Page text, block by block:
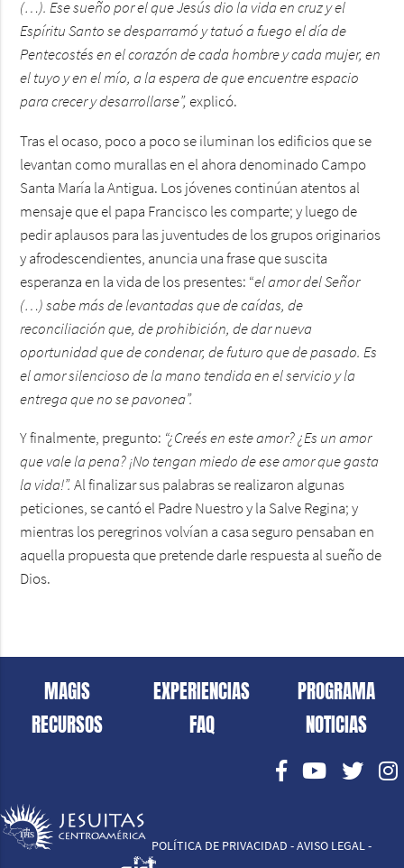
(…). Ese sueño por el que Jesús dio la vida en cruz y el
Espíritu Santo se desparramó y tatuó a fuego el día de
Pentecostés en el corazón de cada hombre y cada mujer, en
el tuyo y en el mío, a la espera de que encuentre espacio
para crecer y desarrollarse”, explicó.
Tras el ocaso, poco a poco se iluminan los edificios que se
levantan como murallas en el ahora denominado Campo
Santa María la Antigua. Los jóvenes continúan atentos al
mensaje que el papa Francisco les comparte; y luego de
pedir aplausos para las juventudes de los grupos originarios
y afrodescendientes, anuncia una frase que suscita
esperanza en la vida de los presentes: “el amor del Señor
(…) sabe más de levantadas que de caídas, de
reconciliación que, de prohibición, de dar nueva
oportunidad que de condenar, de futuro que de pasado. Es
el amor silencioso de la mano tendida en el servicio y la
entrega que no se pavonea”.
Y finalmente, pregunto: “¿Creés en este amor? ¿Es un amor
que vale la pena? ¡No tengan miedo de ese amor que gasta
la vida!”.Al finalizar sus palabras se realizaron algunas
peticiones, se cantó el Padre Nuestro y la Salve Regina; y
mientras los peregrinos volvían a casa seguro pensaban en
aquella propuesta que pretende darle respuesta al sueño de
Dios.
MAGIS EXPERIENCIAS
PROGRAMA
RECURSOS
FAQ NOTICIAS
POLÍTICA DE PRIVACIDAD - AVISO LEGAL -